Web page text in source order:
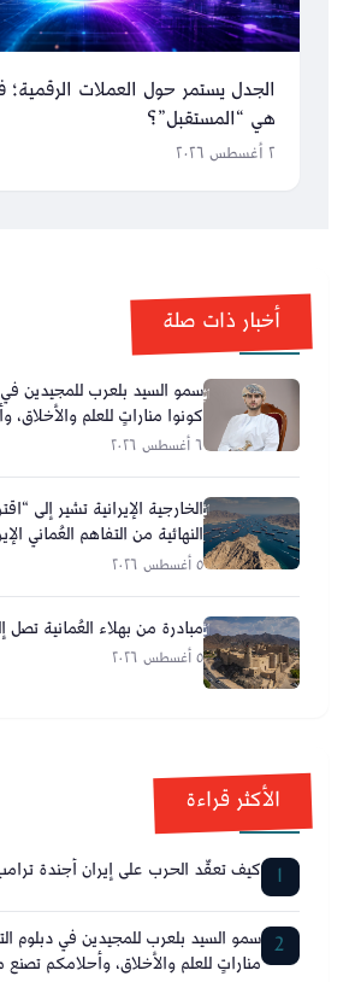
الجدل يستمر حول العملات
هي “المستقبل”؟
٢ أغسطس ٢٠٢٦
أخبار ذات صلة
سمو السيد بلعرب للمجيدين في
كونوا مناراتٍ للعلم
مستقبل عُمان
٦ أغسطس ٢٠٢٦
الخارجية الإيرانية تشير إلى
النهائية من التفاهم العُماني
هرمز
٥ أغسطس ٢٠٢٦
مبادرة من بهلاء العُمانية تصل
٥ أغسطس ٢٠٢٦
الأكثر قراءة
1 كيف تعقّد الحرب على إيران أجندة
2 سمو السيد بلعرب للمجيدين في دبلوم
مناراتٍ للعلم والأخلاق، وأحلامكم